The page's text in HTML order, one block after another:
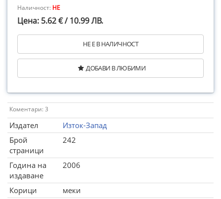
Наличност: НЕ
Цена: 5.62 € / 10.99 ЛВ.
НЕ Е В НАЛИЧНОСТ
ДОБАВИ В ЛЮБИМИ
Коментари: 3
Издател
Изток-Запад
Брой
страници
242
Година на
издаване
2006
Корици
меки